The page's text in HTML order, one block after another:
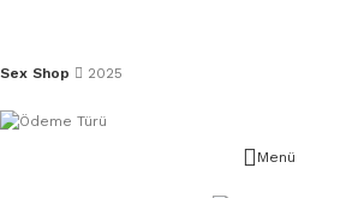
Sex Shop 2025
Menü